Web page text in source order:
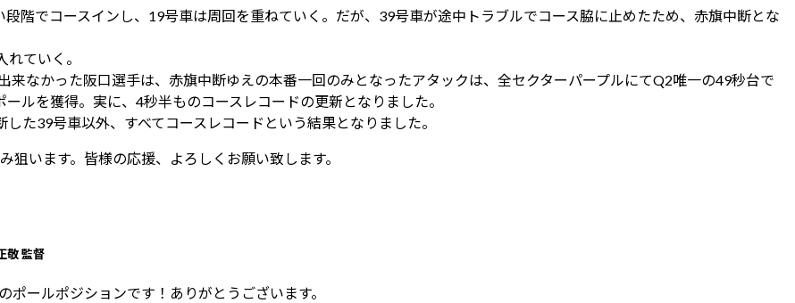
階でコースインし、19号車は周回を重ねていく。だが、39号車が途中トラブルでコース脇に止めたため、赤旗中断とな
ていく。
なかった阪口選手は、赤旗中断ゆえの本番一回のみとなったアタックは、全セクターパープルにてQ2唯一の49秒台で
ルを獲得。実に、4秒半ものコースレコードの更新となりました。
た39号車以外、すべてコースレコードという結果となりました。
います。皆様の応援、よろしくお願い致します。
敬 監督
ポールポジションです！ありがとうございます。